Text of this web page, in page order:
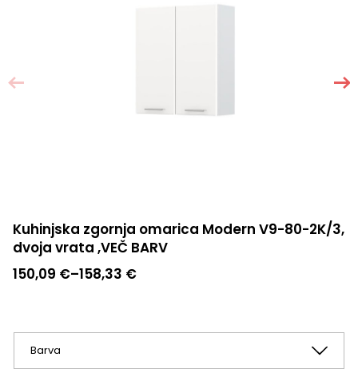
Kuhinjska zgornja omarica Modern V9-80-2K/3,
dvoja vrata ,VEČ BARV
150,09 €–158,33 €
Cenovni
150,09 €
158,33 €